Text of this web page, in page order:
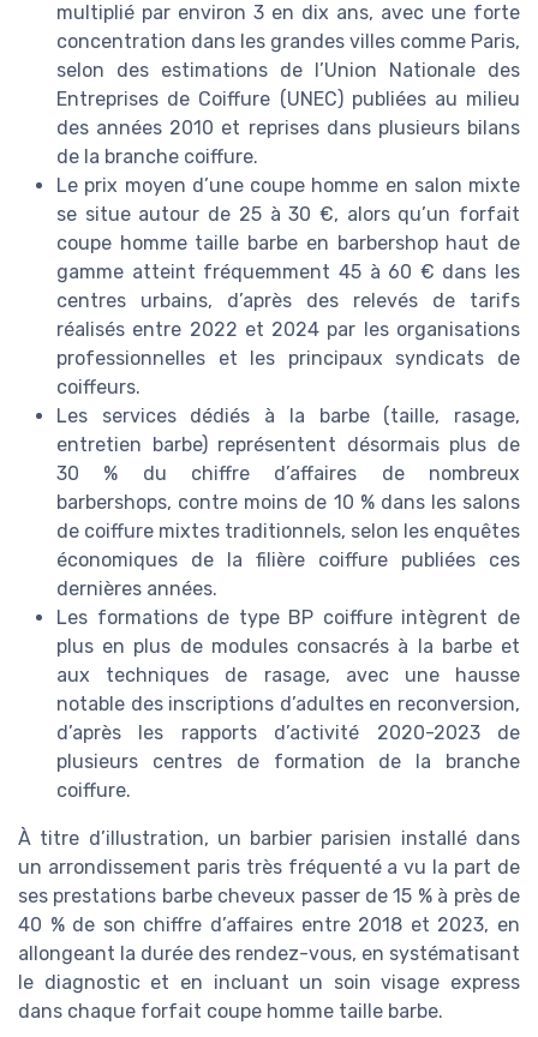
multiplié par environ 3 en dix ans, avec une forte
concentration dans les grandes villes comme Paris,
selon des estimations de l’Union Nationale des
Entreprises de Coiffure (UNEC) publiées au milieu
des années 2010 et reprises dans plusieurs bilans
de la branche coiffure.
Le prix moyen d’une coupe homme en salon mixte
se situe autour de 25 à 30 €, alors qu’un forfait
coupe homme taille barbe en barbershop haut de
gamme atteint fréquemment 45 à 60 € dans les
centres urbains, d’après des relevés de tarifs
réalisés entre 2022 et 2024 par les organisations
professionnelles et les principaux syndicats de
coiffeurs.
Les services dédiés à la barbe (taille, rasage,
entretien barbe) représentent désormais plus de
30 % du chiffre d’affaires de nombreux
barbershops, contre moins de 10 % dans les salons
de coiffure mixtes traditionnels, selon les enquêtes
économiques de la filière coiffure publiées ces
dernières années.
Les formations de type BP coiffure intègrent de
plus en plus de modules consacrés à la barbe et
aux techniques de rasage, avec une hausse
notable des inscriptions d’adultes en reconversion,
d’après les rapports d’activité 2020-2023 de
plusieurs centres de formation de la branche
coiffure.
À titre d’illustration, un barbier parisien installé dans
un arrondissement paris très fréquenté a vu la part de
ses prestations barbe cheveux passer de 15 % à près de
40 % de son chiffre d’affaires entre 2018 et 2023, en
allongeant la durée des rendez-vous, en systématisant
le diagnostic et en incluant un soin visage express
dans chaque forfait coupe homme taille barbe.